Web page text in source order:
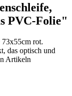
PVC-Folie"
rot.
das optisch und
Artikeln